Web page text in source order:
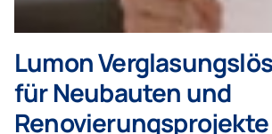
Lumon
für Neubauten und
Renovierungsprojekte